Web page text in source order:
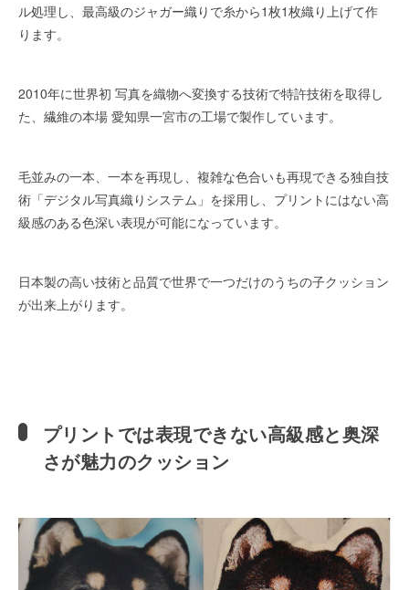
ル処理し、最高級のジャガー織りで糸から1枚1枚織り上げて作
ります。
2010年に世界初 写真を織物へ変換する技術で特許技術を取得し
た、繊維の本場 愛知県一宮市の工場で製作しています。
毛並みの一本、一本を再現し、複雑な色合いも再現できる独自技
術「デジタル写真織りシステム」を採用し、プリントにはない高
級感のある色深い表現が可能になっています。
日本製の高い技術と品質で世界で一つだけのうちの子クッション
が出来上がります。
プリントでは表現できない高級感と奥深
さが魅力のクッション